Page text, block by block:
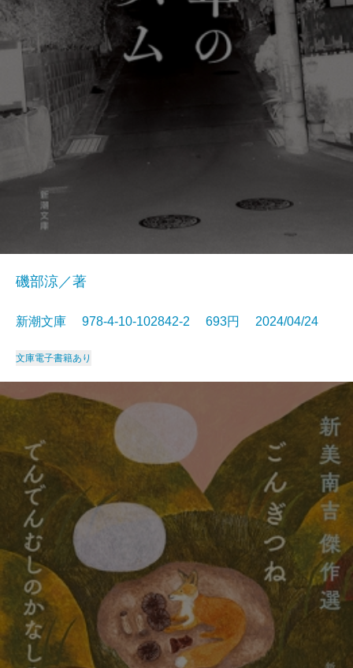
磯部涼／著
新潮文庫 978-4-10-102842-2 693円 2024/04/24
文庫電子書籍あり